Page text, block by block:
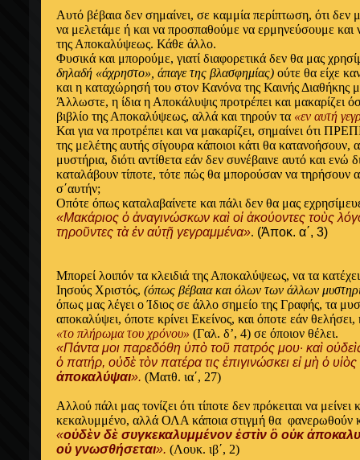
Αυτό βέβαια δεν σημαίνει, σε καμμία περίπτωση, ότι δεν
να μελετάμε ή και να προσπαθούμε να ερμηνεύσουμε και
της Αποκαλύψεως. Κάθε άλλο.
Φυσικά και μπορούμε, γιατί διαφορετικά δεν θα μας
δηλαδή «άχρηστο», άπαγε της βλασφημίας) ούτε θα είχε
και η καταχώρησή του στον Κανόνα της Καινής Διαθήκης
Άλλωστε, η ίδια η Αποκάλυψις προτρέπει και μακαρίζει
βιβλίο της Αποκαλύψεως, αλλά και τηρούν τα «εν αυτή
Και για να προτρέπει και να μακαρίζει, σημαίνει ότι
της μελέτης αυτής σίγουρα κάποιοι κάτι θα κατανοήσουν,
μυστήρια, διότι αντίθετα εάν δεν συνέβαινε αυτό και ενώ
καταλάβουν τίποτε, τότε πώς θα μπορούσαν να τηρήσουν
σ΄αυτήν;
Οπότε όπως καταλαβαίνετε και πάλι δεν θα μας
«Μακάριος ὁ ἀναγινώσκων καὶ οἱ ἀκούοντες τοὺς
τηροῦντες τὰ ἐν αὐτῇ γεγραμμένα». (Ἀποκ. α΄, 3)
Μπορεί λοιπόν τα κλειδιά της Αποκαλύψεως, να τα
Ιησούς Χριστός, (όπως βέβαια και όλων των άλλων
όπως μας λέγει ο Ίδιος σε άλλο σημείο της Γραφής, τα
αποκαλύψει, όποτε κρίνει Εκείνος, και όποτε εάν
«το πλήρωμα του χρόνου» (Γαλ. δ’, 4) σε όποιον θέλει.
«Πάντα μοι παρεδόθη ὑπὸ τοῦ πατρός μου· καὶ οὐδεὶς
ὁ πατήρ, οὐδὲ τὸν πατέρα τις ἐπιγινώσκει εἰ μὴ ὁ υἱὸς
ἀποκαλύψαι». (Ματθ. ια΄, 27)
Αλλού πάλι μας τονίζει ότι τίποτε δεν πρόκειται να
κεκαλυμμένο, αλλά ΟΛΑ κάποια στιγμή θα φανερωθούν
«οὐδὲν δὲ συγκεκαλυμμένον ἐστὶν ὃ οὐκ
οὐ γνωσθήσεται». (Λουκ. ιβ΄, 2)